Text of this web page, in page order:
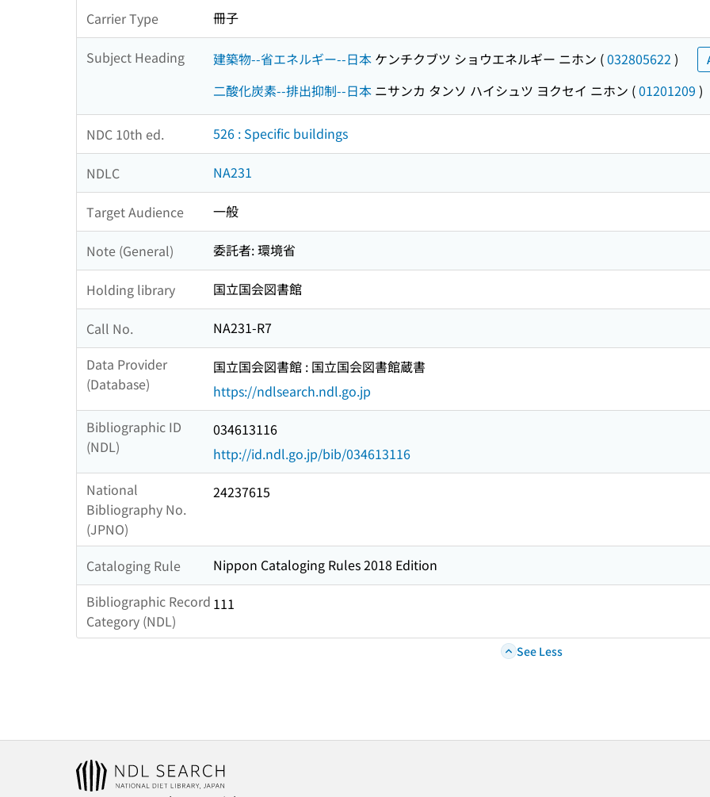
Carrier Type 冊子
Subject Heading 建築物--省エネルギー--日本 ケンチクブツ ショウエネルギー ニホン (032805622 )
二酸化炭素--排出抑制--日本 ニサンカ タンソ ハイシュツ ヨクセイ ニホン (01201209 )
NDC 10th ed. 526 : Specific buildings
NDLC NA231
Target Audience 一般
Note (General) 委託者: 環境省
Holding library 国立国会図書館
Call No.
NA231-R7
Data Provider
(Database)
国立国会図書館 : 国立国会図書館蔵書
https://ndlsearch.ndl.go.jp
Bibliographic ID
(NDL)
034613116
http://id.ndl.go.jp/bib/034613116
National
Bibliography No.
(JPNO)
24237615
Cataloging Rule
Nippon Cataloging Rules 2018 Edition
Bibliographic Record
Category (NDL)
111
See Less